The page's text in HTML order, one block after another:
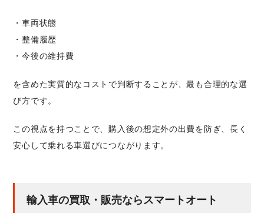
・車両状態
・整備履歴
・今後の維持費
を含めた実質的なコストで判断することが、最も合理的な選
び方です。
この視点を持つことで、購入後の想定外の出費を防ぎ、長く
安心して乗れる車選びにつながります。
輸入車の買取・販売ならスマートオート